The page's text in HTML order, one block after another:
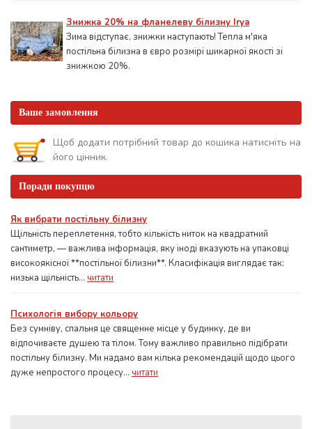
Знижка 20% на фланелеву білизну Irya
Зима відступає, знижки наступають! Тепла м'яка
постільна білизна в євро розмірі шикарної якості зі
знижкою 20%.
Ваше замовлення
Щоб додати потрібний товар до кошика натисніть на
його цінник.
Поради покупцю
Як вибрати постільну білизну
Щільність переплетення, тобто кількість ниток на квадратний
сантиметр, — важлива інформація, яку іноді вказують на упаковці
високоякісної **постільної білизни**. Класифікація виглядає так:
низька щільність... читати
Психологія вибору кольору
Без сумніву, спальня це священне місце у будинку, де ви
відпочиваєте душею та тілом. Тому важливо правильно підібрати
постільну білизну. Ми надамо вам кілька рекомендацій щодо цього
дуже непростого процесу... читати